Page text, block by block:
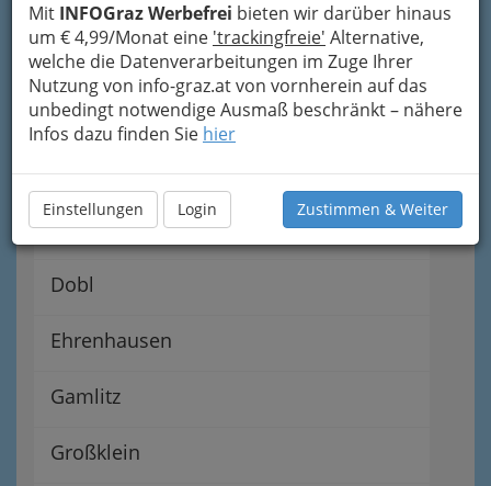
Mit INFOGraz Werbefrei bieten wir darüber hinaus
um € 4,99/Monat eine 'trackingfreie' Alternative,
welche die Datenverarbeitungen im Zuge Ihrer
Nutzung von info-graz.at von vornherein auf das
unbedingt notwendige Ausmaß beschränkt – nähere
Infos dazu finden Sie hier
Einstellungen Login Zustimmen & Weiter
Allerheiligen bei Wildon
Bad Radkersburg
Deutschlandsberg
Dobl
Ehrenhausen
Gamlitz
Großklein